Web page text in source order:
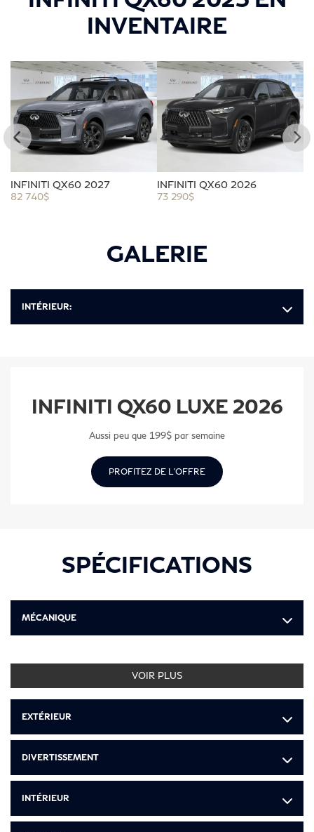
INVENTAIRE
INFINITI QX60 2027
82 740$
INFINITI QX60 2026
73 290$
GALERIE
INTÉRIEUR:
INFINITI QX60 LUXE 2026
Aussi peu que 199$ par semaine
PROFITEZ DE L'OFFRE
SPÉCIFICATIONS
MÉCANIQUE
VOIR PLUS
EXTÉRIEUR
DIVERTISSEMENT
INTÉRIEUR